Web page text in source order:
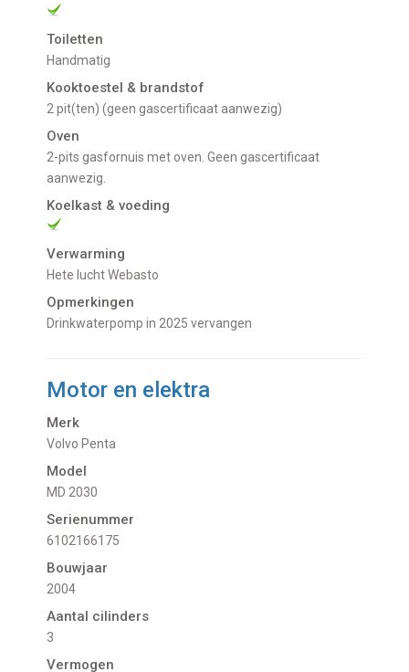
Toiletten
Handmatig
Kooktoestel & brandstof
2 pit(ten) (geen gascertificaat aanwezig)
Oven
2-pits gasfornuis met oven. Geen gascertificaat
aanwezig.
Koelkast & voeding
Verwarming
Hete lucht Webasto
Opmerkingen
Drinkwaterpomp in 2025 vervangen
Motor en elektra
Merk
Volvo Penta
Model
MD 2030
Serienummer
6102166175
Bouwjaar
2004
Aantal cilinders
3
Vermogen